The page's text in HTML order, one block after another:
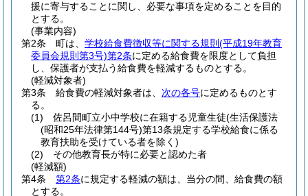
援に寄与することに関し、必要な事項を定めることを目的
とする。
(事業内容)
第2条
町は、 学校給食費徴収等に関する規則 (平成19年教育
委員会規則第3号)第2条に定める給食費を限度として負担
し、保護者が支払う給食費を軽減するものとする。
(軽減対象者)
第3条
給食費の軽減対象者は、 次の各号に定めるものとす
る。
(1)
佐呂間町立小中学校に在籍する児童生徒(生活保護法
(昭和25年法律第144号)第13条規定する学校給食に係る
教育扶助を受けている者を除く)
(2)
その他教育長が特に必要と認めた者
(軽減額)
第4条
第2条に規定する軽減の額は、当分の間、給食費の額
とする。